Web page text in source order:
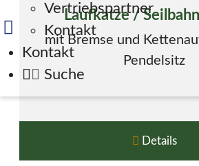
Vertriebspartner
Kontakt
Kontakt
Suche
Laufkatze /
mit Bremse und
Pendelsitz
Details